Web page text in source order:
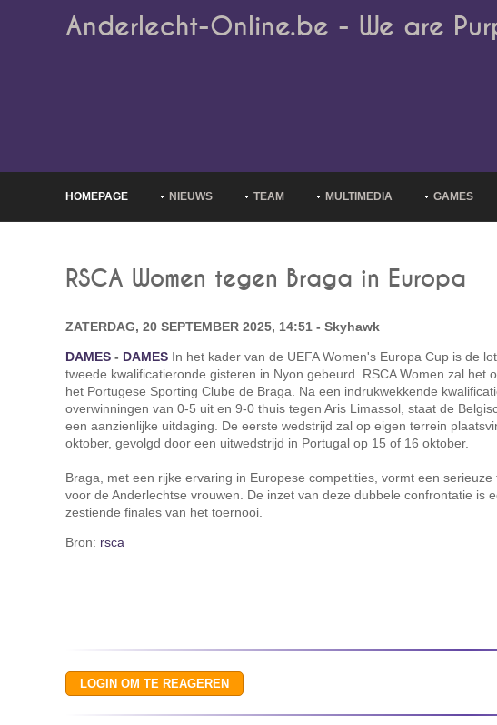
Anderlecht-Online.be - We are
HOMEPAGE NIEUWS TEAM MULTIMEDIA GAMES
RSCA Women tegen Braga in Europa
ZATERDAG, 20 SEPTEMBER 2025, 14:51 - Skyhawk
DAMES - DAMES In het kader van de UEFA Women's Europa Cup is de
tweede kwalificatieronde gisteren in Nyon gebeurd. RSCA Women zal het
het Portugese Sporting Clube de Braga. Na een indrukwekkende
overwinningen van 0-5 uit en 9-0 thuis tegen Aris Limassol, staat de
een aanzienlijke uitdaging. De eerste wedstrijd zal op eigen terrein
oktober, gevolgd door een uitwedstrijd in Portugal op 15 of 16 oktober.
Braga, met een rijke ervaring in Europese competities, vormt een serieuze
voor de Anderlechtse vrouwen. De inzet van deze dubbele confrontatie is
zestiende finales van het toernooi.
Bron: rsca